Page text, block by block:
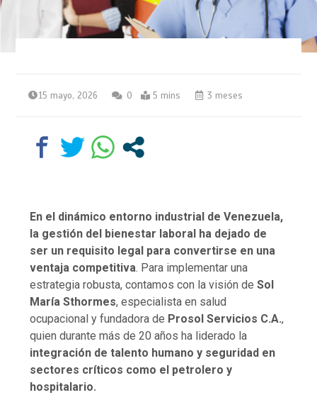
15 mayo, 2026 0 5 mins 3 meses
En el dinámico entorno industrial de Venezuela,
la gestión del bienestar laboral ha dejado de
ser un requisito legal para convertirse en una
ventaja competitiva. Para implementar una
estrategia robusta, contamos con la visión deSol
María Sthormes, especialista en salud
ocupacional y fundadora de Prosol Servicios C.A.,
quien durante más de 20 años ha liderado la
integración de talento humano y seguridad en
sectores críticos como el petrolero y
hospitalario.